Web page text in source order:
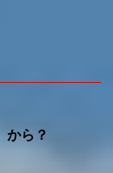
から？